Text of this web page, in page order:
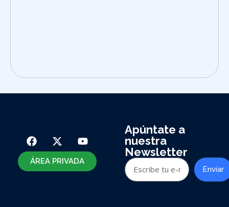
ÁREA PRIVADA
Apúntate a
nuestra
Newsletter
Enviar